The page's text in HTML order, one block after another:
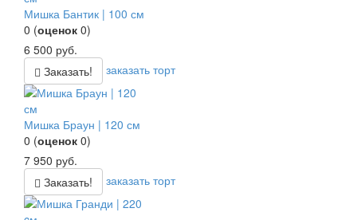
Мишка Бантик | 100 см
0 (оценок 0)
6 500 руб.
Заказать!
заказать торт
Мишка Браун | 120 см
0 (оценок 0)
7 950 руб.
Заказать!
заказать торт